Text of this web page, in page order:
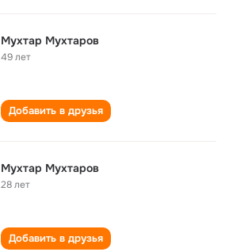
Мухтар Мухтаров
49 лет
Добавить в друзья
Мухтар Мухтаров
28 лет
Добавить в друзья